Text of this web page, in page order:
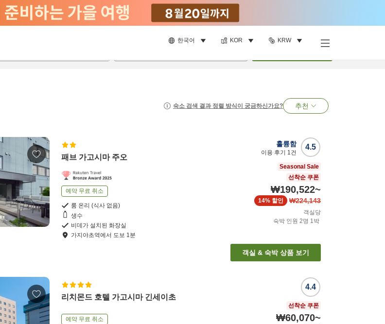
한국어 KOR KRW
숙소 검색 결과 정렬 방식이 궁금하신가요? 추천
패브 가고시마 주오
예약 무료 취소
룸 온리 (식사 없음)
생수
비데가 설치된 화장실
가지야초역에서 도보 1분
4.5
훌륭함
이용 후기 1건
Seasonal Sale
선착순 쿠폰
₩190,522~
₩224,143
14% 할인
객실당
숙박 인원 2명 1박
객실 & 숙박 상품 보기
리치몬드 호텔 가고시마 긴세이초
예약 무료 취소
4.4
선착순 쿠폰
₩60,070~